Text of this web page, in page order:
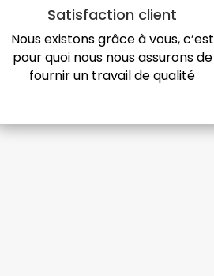
Satisfaction client
Nous existons grâce à vous, c’est
pour quoi nous nous assurons de
fournir un travail de qualité